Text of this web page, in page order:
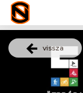
vissza